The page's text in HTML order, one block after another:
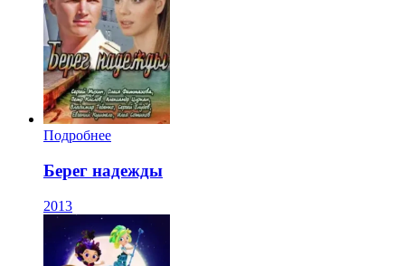
Подробнее
Берег надежды
2013